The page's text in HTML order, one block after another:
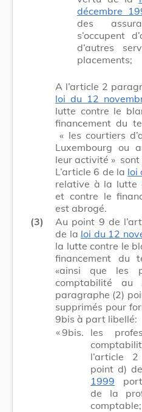
décembre
des
s’occupent
d’autres
placements;
A l’article 2
loi du 12
lutte contre le
financement du
« les courtiers
Luxembourg ou
leur activité » sont
L’article 6 de la loi
relative à la lutte
et contre le
est abrogé.
(3)
Au point 9 de
de la loi du 12
la lutte contre le
financement du
«ainsi que les
comptabilité au
paragraphe (2)
supprimés pour
9bis à part libellé:
​ «9bis.
les
l’article
point d)
1999
de la
comptable;